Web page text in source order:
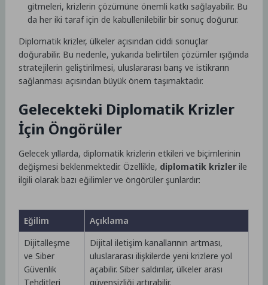
gitmeleri, krizlerin çözümüne önemli katkı sağlayabilir. Bu
da her iki taraf için de kabullenilebilir bir sonuç doğurur.
Diplomatik krizler, ülkeler açısından ciddi sonuçlar
doğurabilir. Bu nedenle, yukarıda belirtilen çözümler ışığında
stratejilerin geliştirilmesi, uluslararası barış ve istikrarın
sağlanması açısından büyük önem taşımaktadır.
Gelecekteki Diplomatik Krizler
İçin Öngörüler
Gelecek yıllarda, diplomatik krizlerin etkileri ve biçimlerinin
değişmesi beklenmektedir. Özellikle, diplomatik krizler ile
ilgili olarak bazı eğilimler ve öngörüler şunlardır:
Eğilim
Açıklama
Dijitalleşme
ve Siber
Güvenlik
Tehditleri
Dijital iletişim kanallarının artması,
uluslararası ilişkilerde yeni krizlere yol
açabilir. Siber saldırılar, ülkeler arası
güvensizliği artırabilir.